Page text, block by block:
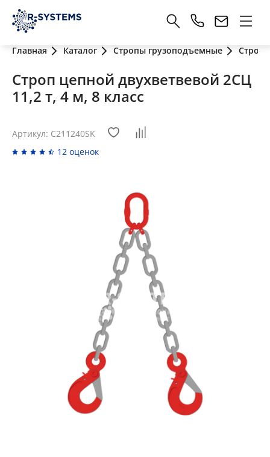
Главная Каталог Стропы грузоподъемные
Строп цепной двухветвевой 2СЦ
11,2 т, 4 м, 8 класс
Артикул: C211240SK
12 оценок